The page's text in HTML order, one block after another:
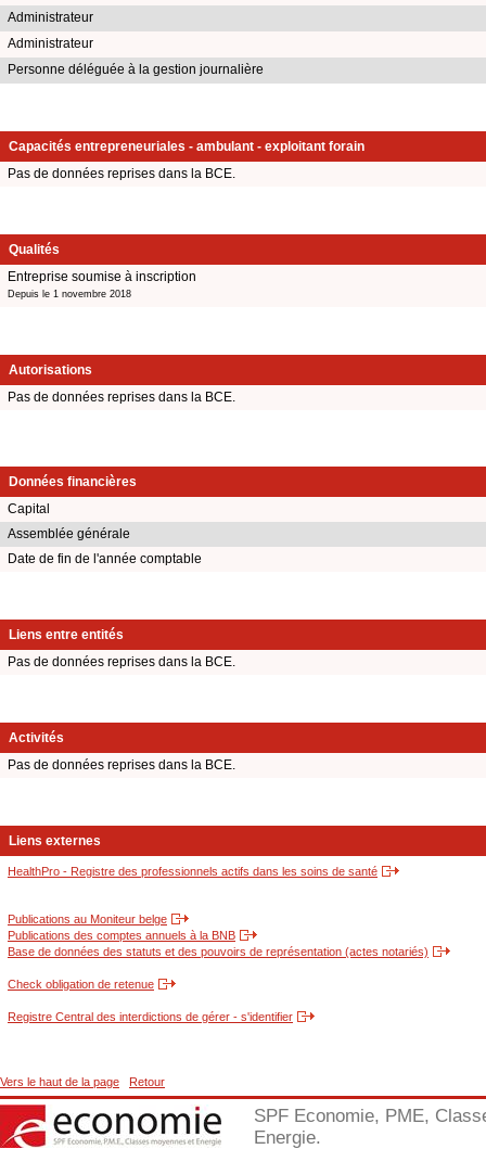
Administrateur
Administrateur
Personne déléguée à la gestion journalière
Capacités entrepreneuriales - ambulant - exploitant forain
Pas de données reprises dans la BCE.
Qualités
Entreprise soumise à inscription
Depuis le 1 novembre 2018
Autorisations
Pas de données reprises dans la BCE.
Données financières
Capital
Assemblée générale
Date de fin de l'année comptable
Liens entre entités
Pas de données reprises dans la BCE.
Activités
Pas de données reprises dans la BCE.
Liens externes
HealthPro - Registre des professionnels actifs dans les soins de santé
Publications au Moniteur belge
Publications des comptes annuels à la BNB
Base de données des statuts et des pouvoirs de représentation (actes notariés)
Check obligation de retenue
Registre Central des interdictions de gérer - s'identifier
Vers le haut de la page Retour
SPF Economie, PME,
Energie.